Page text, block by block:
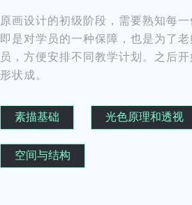
原画设计的初级阶段，需要熟知每
即是对学员的一种保障，也是为了
员，方便安排不同教学计划。之后
形状成。
素描基础 光色原理和透视
空间与结构